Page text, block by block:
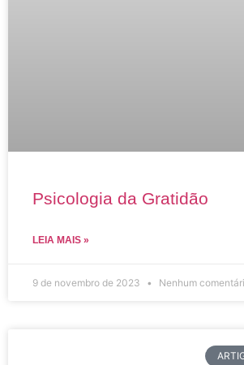
Psicologia da Gratidão
LEIA MAIS »
9 de novembro de 2023 Nenhum